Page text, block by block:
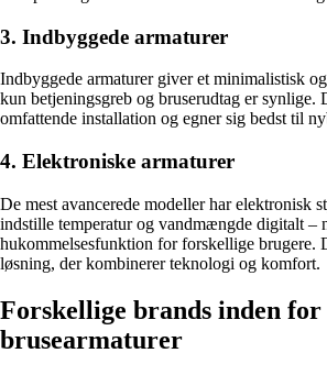
3. Indbyggede armaturer
Indbyggede armaturer giver et minimalistisk
kun betjeningsgreb og bruserudtag er synlige.
omfattende installation og egner sig bedst til
4. Elektroniske armaturer
De mest avancerede modeller har elektronisk
indstille temperatur og vandmængde digitalt –
hukommelsesfunktion for forskellige brugere.
løsning, der kombinerer teknologi og komfort.
Forskellige brands inden for
brusearmaturer